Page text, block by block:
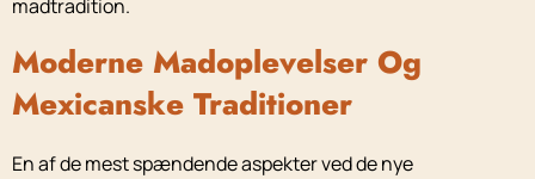
madtradition.
Moderne Madoplevelser Og
Mexicanske Traditioner
En af de mest spændende aspekter ved de nye